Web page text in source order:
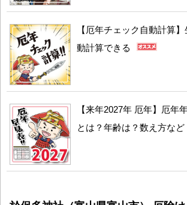
【厄年チェック自動計算
動計算できる
【来年2027年 厄年】厄年
とは？年齢は？数え方など